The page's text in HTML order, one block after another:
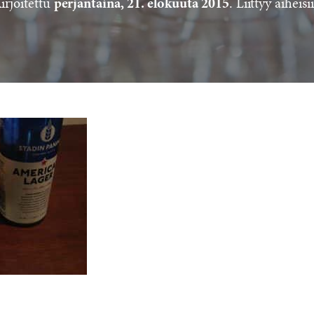
perjantaina, 21. elokuuta 2015. Liittyy